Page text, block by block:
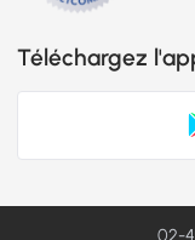
Téléchargez
02-